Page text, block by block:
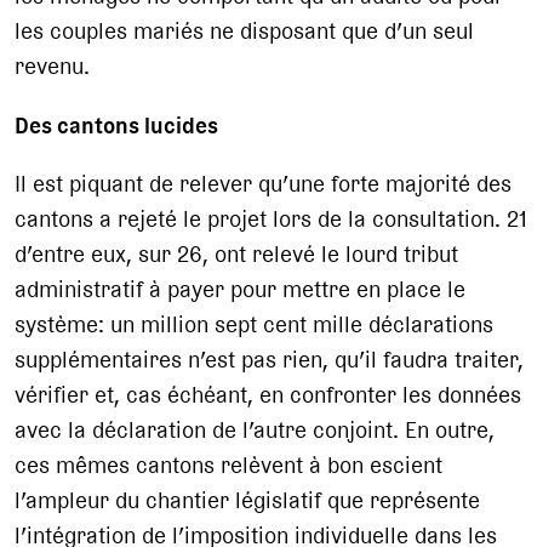
les couples mariés ne disposant que d’un seul
revenu.
Des cantons lucides
Il est piquant de relever qu’une forte majorité des
cantons a rejeté le projet lors de la consultation. 21
d’entre eux, sur 26, ont relevé le lourd tribut
administratif à payer pour mettre en place le
système: un million sept cent mille déclarations
supplémentaires n’est pas rien, qu’il faudra traiter,
vérifier et, cas échéant, en confronter les données
avec la déclaration de l’autre conjoint. En outre,
ces mêmes cantons relèvent à bon escient
l’ampleur du chantier législatif que représente
l’intégration de l’imposition individuelle dans les